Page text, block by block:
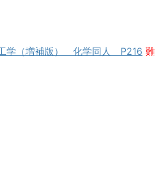
学（増補版） 化学同人 P216 難